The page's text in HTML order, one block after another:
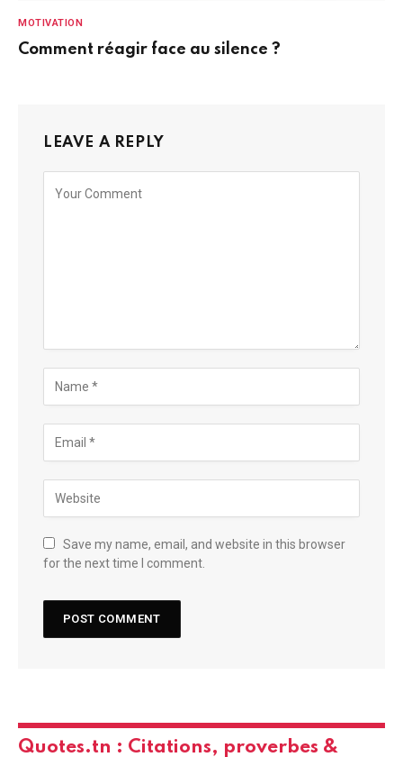
MOTIVATION
Comment réagir face au silence ?
LEAVE A REPLY
Save my name, email, and website in this browser
for the next time I comment.
Quotes.tn : Citations, proverbes &